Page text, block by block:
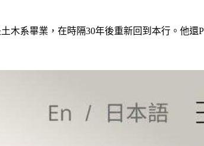
木系畢業，在時隔30年後重新回到本行。他還